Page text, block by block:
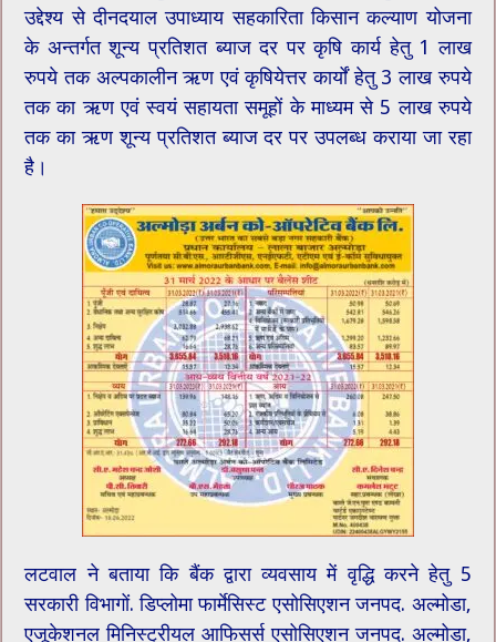
उद्देश्य से दीनदयाल उपाध्याय सहकारिता किसान कल्याण योजना
के अन्तर्गत शून्य प्रतिशत ब्याज दर पर कृषि कार्य हेतु 1 लाख
रुपये तक अल्पकालीन ऋण एवं कृषियेत्तर कार्यों हेतु 3 लाख रुपये
तक का ऋण एवं स्वयं सहायता समूहों के माध्यम से 5 लाख रुपये
तक का ऋण शून्य प्रतिशत ब्याज दर पर उपलब्ध कराया जा रहा
है।
लटवाल ने बताया कि बैंक द्वारा व्यवसाय में वृद्धि करने हेतु 5
सरकारी विभागों. डिप्लोमा फार्मेसिस्ट एसोसिएशन जनपद. अल्मोडा,
एजूकेशनल मिनिस्ट्रीयल आफिसर्स एसोसिएशन जनपद. अल्मोडा,